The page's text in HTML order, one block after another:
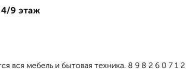
4/9 этаж
вся мебель и бытовая техника. 8 9 8 2 6 0 7 1 2